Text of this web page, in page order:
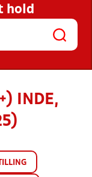
OG
hold
INDE,